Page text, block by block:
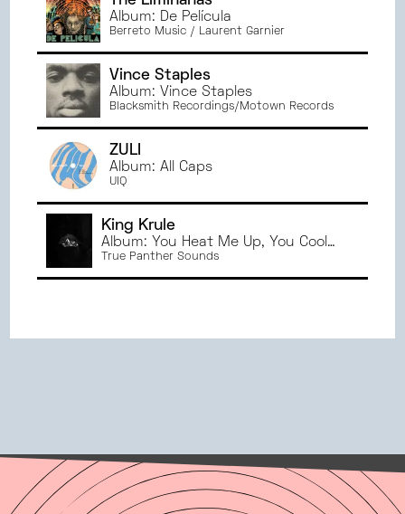
Album: De Película
Berreto Music / Laurent Garnier
Vince Staples
Album: Vince Staples
Blacksmith Recordings/Motown Records
ZULI
Album: All Caps
UIQ
King Krule
Album: You Heat Me Up, You Cool
Me Down
True Panther Sounds